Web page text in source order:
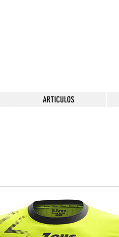
ARTICULOS